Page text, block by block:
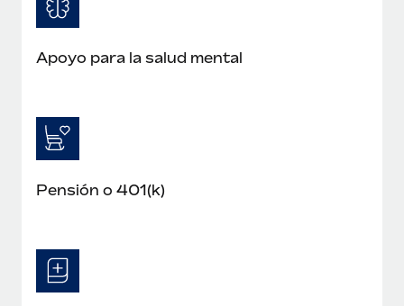
Apoyo para la salud mental
Pensión o 401(k)